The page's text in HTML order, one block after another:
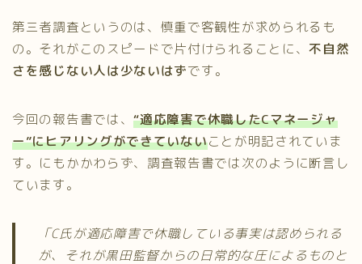
第三者調査というのは、慎重で客観性が求められるも
の。それがこのスピードで片付けられることに、不自然
さを感じない人は少ないはずです。
今回の報告書では、“適応障害で休職したCマネージャ
ー”にヒアリングができていないことが明記されていま
す。にもかかわらず、調査報告書では次のように断言し
ています。
「C氏が適応障害で休職している事実は認められる
が、それが黒田監督からの日常的な圧によるものと